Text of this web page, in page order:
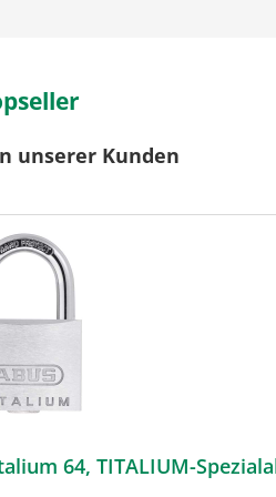
unserer Kunden
Zylindervorhangschloss Titalium 64,